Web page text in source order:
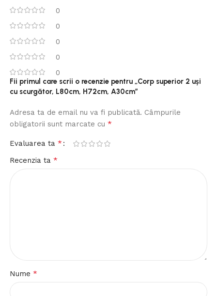
0
0
0
0
0
Fii primul care scrii o recenzie pentru „Corp superior 2 uși
cu scurgător, L80cm, H72cm, A30cm”
Adresa ta de email nu va fi publicată. Câmpurile
obligatorii sunt marcate cu *
Evaluarea ta *
Recenzia ta *
Nume *